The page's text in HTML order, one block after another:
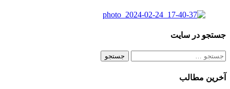
جستجو در سایت
جستجو
آخرین مطالب